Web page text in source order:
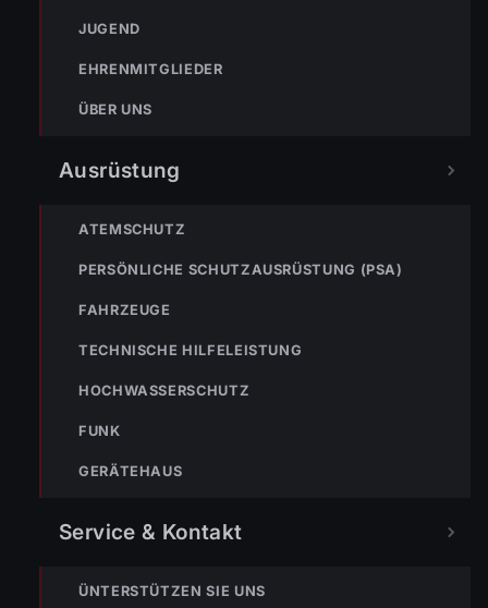
JUGEND
EHRENMITGLIEDER
ÜBER UNS
Ausrüstung
ATEMSCHUTZ
PERSÖNLICHE SCHUTZAUSRÜSTUNG (PSA)
FAHRZEUGE
TECHNISCHE HILFELEISTUNG
HOCHWASSERSCHUTZ
FUNK
GERÄTEHAUS
Service & Kontakt
ÜNTERSTÜTZEN SIE UNS